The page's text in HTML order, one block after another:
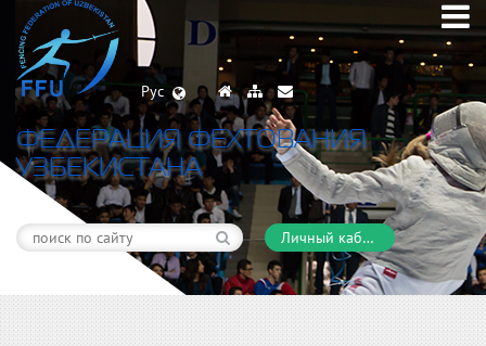
Рус
ФЕДЕРАЦИЯ ФЕХТОВАНИЯ
УЗБЕКИСТАНА
Личный кабинет